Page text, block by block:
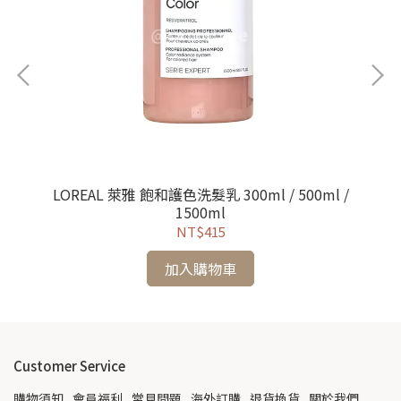
LOREAL 萊雅 飽和護色洗髮乳 300ml / 500ml /
1500ml
NT$415
加入購物車
Customer Service